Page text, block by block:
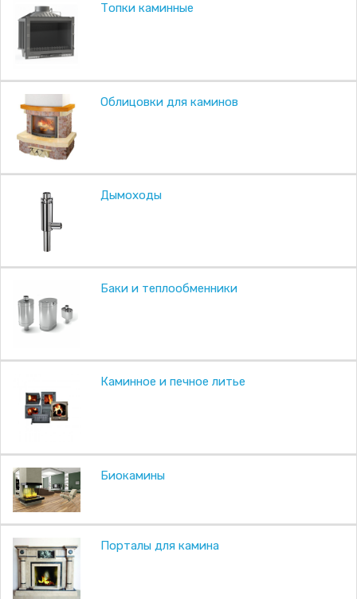
Топки каминные
Облицовки для каминов
Дымоходы
Баки и теплообменники
Каминное и печное литье
Биокамины
Порталы для камина